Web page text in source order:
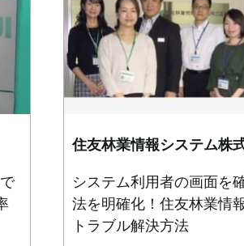
住友林業情報システム株
システム利用者の画面を
法を明確化！住友林業情
トラブル解決方法